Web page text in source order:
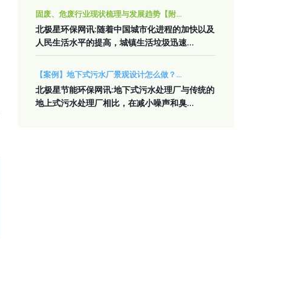
固废、危废行业现状梳理与发展趋势【附...
北极星环保网讯:随着中国城市化进程的加快以及
人民生活水平的提高，城镇生活垃圾迅速...
【案例】地下式污水厂景观设计怎么做？...
北极星节能环保网讯:地下式污水处理厂与传统的
地上式污水处理厂相比，在减小噪声和臭...